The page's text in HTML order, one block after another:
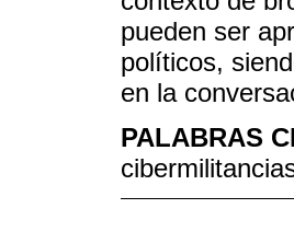
pueden ser
políticos,
en la
PALABRAS